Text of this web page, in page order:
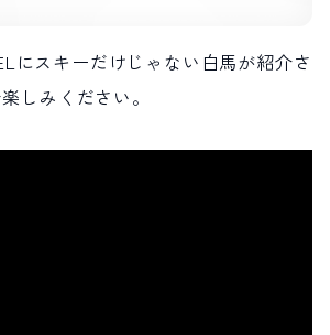
塩の道
にスキーだけじゃない白馬が紹介さ
しみください。